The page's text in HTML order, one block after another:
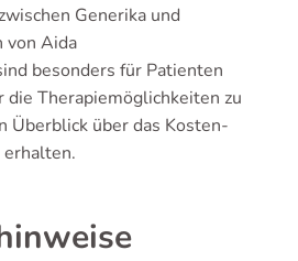
Generika und
von Aida
besonders für Patienten
die Therapiemöglichkeiten zu
Überblick über das Kosten-